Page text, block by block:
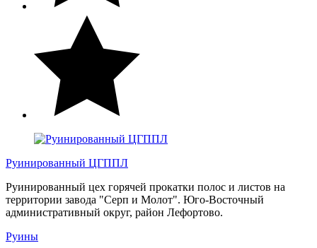
Руинированный ЦГППЛ
Руинированный цех горячей прокатки полос и листов на
территории завода "Серп и Молот". Юго-Восточный
административный округ, район Лефортово.
Руины